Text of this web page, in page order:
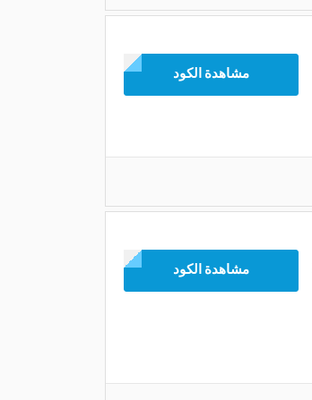
مشاهدة الكود
مشاهدة الكود